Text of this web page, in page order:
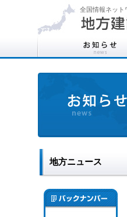
全国情報ネット
地方ニュース